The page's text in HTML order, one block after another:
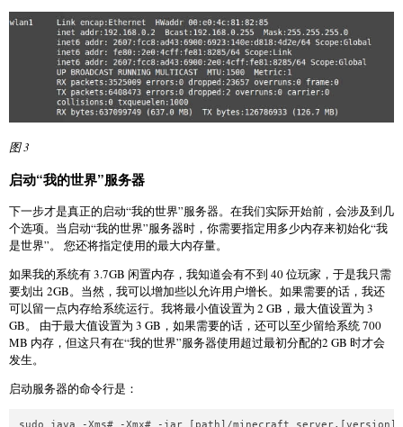
图 3
启动“我的世界”服务器
下一步才是真正的启动“我的世界”服务器。在我们实际开始前，会涉及到几
个选项。当启动“我的世界”服务器时，你需要指定用多少内存来初始化“我
是世界”。 您还将指定使用的最大内存量。
如果我的系统有 3.7GB 闲置内存，我知道会有不到 40 位玩家，于是我只需
要划出 2GB。当然，我可以增加些以允许用户增长。如果需要的话，我还
可以留一点内存给系统运行。我将最小值设置为 2 GB，最大值设置为 3
GB。 由于最大值设置为 3 GB，如果需要的话，还可以至少留给系统 700
MB 内存，但这只有在“我的世界”服务器使用超过最初分配的2 GB 时才会
发生。
启动服务器的命令行是：